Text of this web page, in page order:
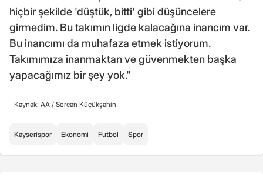
hiçbir şekilde 'düştük, bitti' gibi düşüncelere
girmedim. Bu takımın ligde kalacağına inancım var.
Bu inancımı da muhafaza etmek istiyorum.
Takımımıza inanmaktan ve güvenmekten başka
yapacağımız bir şey yok."
Kaynak: AA / Sercan Küçükşahin
Kayserispor Ekonomi Futbol Spor